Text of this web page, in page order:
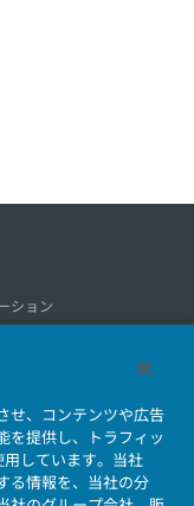
ション
会社情報新着一覧
せ、コンテンツや広告
を提供し、トラフィッ
しています。当社
る情報を、当社の分